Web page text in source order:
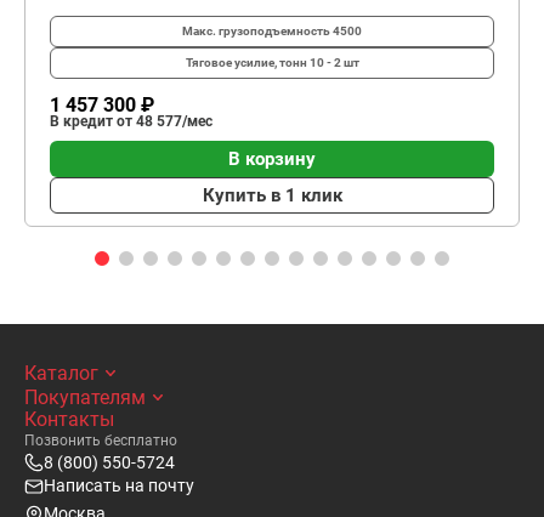
Макс. грузоподъемность4500
Тяговое усилие, тонн 10 - 2 шт
1 457 300 ₽
В кредит от 48 577/мес
В корзину
Купить в 1 клик
Каталог
Покупателям
Контакты
Позвонить бесплатно
8 (800) 550-5724
Написать на почту